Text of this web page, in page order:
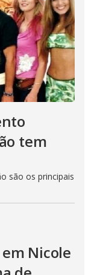
tem
são os principais
Nicole